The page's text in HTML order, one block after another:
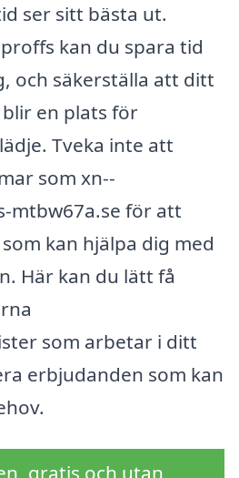
ser sitt bästa ut.
kan du spara tid
och säkerställa att ditt
en plats för
Tveka inte att
som xn--
mtbw67a.se för att
kan hjälpa dig med
Här kan du lätt få
som arbetar i ditt
erbjudanden som kan
gratis och utan